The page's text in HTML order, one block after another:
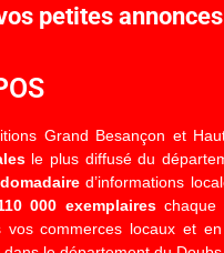
petites annonces
Grand Besançon et
le plus diffusé du
d’informations
000 exemplaireschaque
vos commerces locaux et